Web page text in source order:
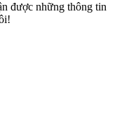
được những thông tin